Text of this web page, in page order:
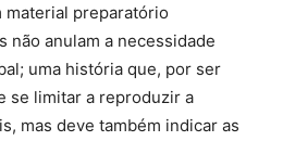
material pre­paratório
não anulam a ne­cessidade
uma história que, por ser
se limitar a re­produzir a
mas deve também indicar as